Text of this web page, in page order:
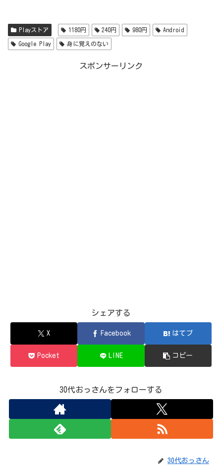
Playストア 1180円 240円 980円 Android
Google Play 身に覚えのない
スポンサーリンク
シェアする
X Facebook はてブ
Pocket LINE コピー
30代おっさんをフォローする
30代おっさん